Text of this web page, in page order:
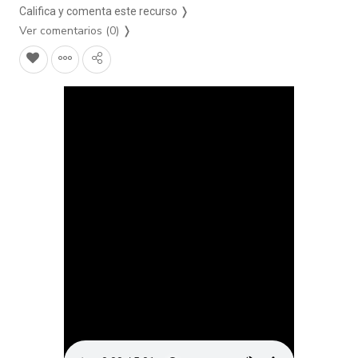
Califica y comenta este recurso ❭
Ver comentarios (0) ❭